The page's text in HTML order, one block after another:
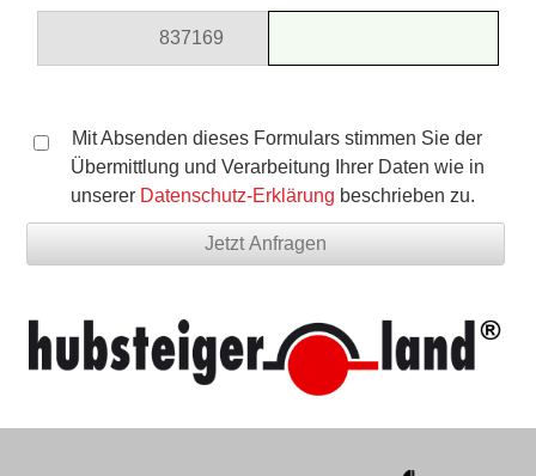
837169
Mit Absenden dieses Formulars stimmen Sie der
Übermittlung und Verarbeitung Ihrer Daten wie in
unserer Datenschutz-Erklärung beschrieben zu.